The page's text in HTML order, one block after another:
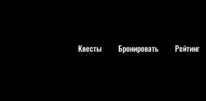
Квесты Бронировать Рейтинг